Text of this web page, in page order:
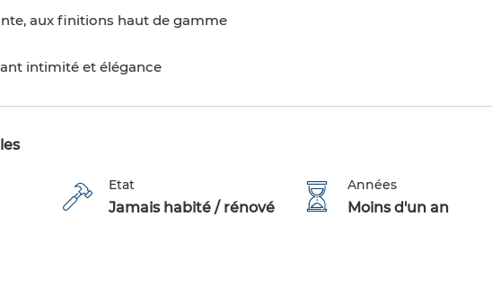
aux finitions haut de gamme
intimité et élégance
Etat
Jamais habité / rénové
Années
Moins d'un an